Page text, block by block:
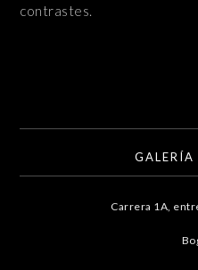
contrastes.
GALERÍA
Carrera 1A,